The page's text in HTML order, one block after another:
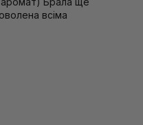
всіма